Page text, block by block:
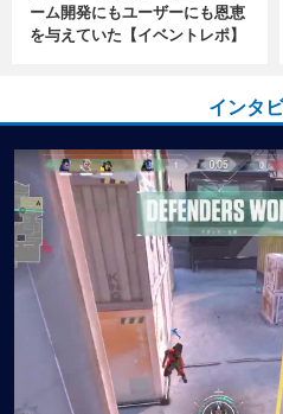
ーム開発にもユーザーにも恩恵
を与えていた【イベントレポ】
インタ